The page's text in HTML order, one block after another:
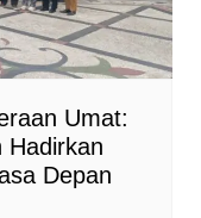
Umat:
Hadirkan
Depan